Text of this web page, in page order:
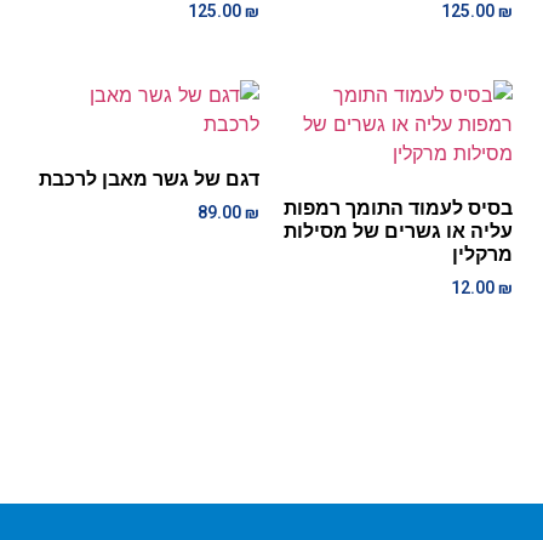
125.00₪
125.00₪
בסיס לעמוד התומך רמפות
עליה או גשרים של מסילות
מרקלין
12.00₪
דגם של גשר מאבן לרכבת
89.00₪